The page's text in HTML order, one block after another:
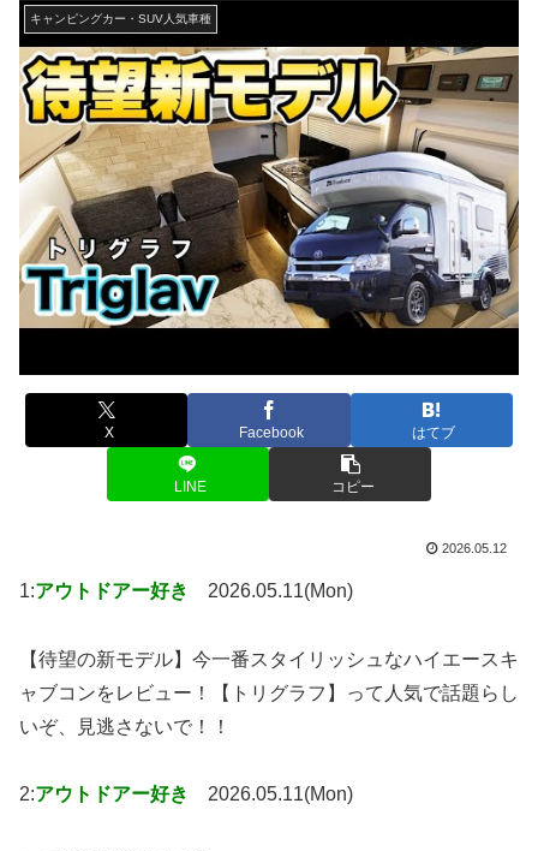
キャンピングカー・SUV人気車種
X Facebook はてブ
LINE コピー
2026.05.12
1:アウトドアー好き 2026.05.11(Mon)
【待望の新モデル】今一番スタイリッシュなハイエースキ
ャブコンをレビュー！【トリグラフ】って人気で話題らし
いぞ、見逃さないで！！
2:アウトドアー好き 2026.05.11(Mon)